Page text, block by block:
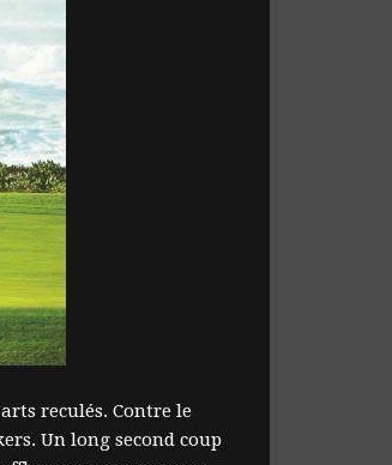
reculés. Contre le
Un long second coup